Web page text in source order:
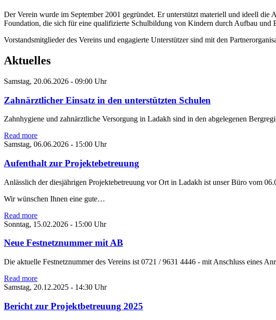
Der Verein wurde im September 2001 gegründet. Er unterstützt materiell und ideell
Foundation, die sich für eine qualifizierte Schulbildung von Kindern durch Aufbau
Vorstandsmitglieder des Vereins und engagierte Unterstützer sind mit den
Aktuelles
Samstag, 20.06.2026 - 09:00 Uhr
Zahnärztlicher Einsatz in den unterstützten Schulen
Zahnhygiene und zahnärztliche Versorgung in Ladakh sind in den abgelegenen
Read more
Samstag, 06.06.2026 - 15:00 Uhr
Aufenthalt zur Projektebetreuung
Anlässlich der diesjährigen Projektebetreuung vor Ort in Ladakh ist unser Büro vom
Wir wünschen Ihnen eine gute…
Read more
Sonntag, 15.02.2026 - 15:00 Uhr
Neue Festnetznummer mit AB
Die aktuelle Festnetznummer des Vereins ist 0721 / 9631 4446 - mit Anschluss eines
Read more
Samstag, 20.12.2025 - 14:30 Uhr
Bericht zur Projektbetreuung 2025